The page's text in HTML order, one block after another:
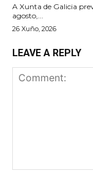
A Xunta de Galicia
agosto,...
26 Xuño, 2026
LEAVE A REPLY